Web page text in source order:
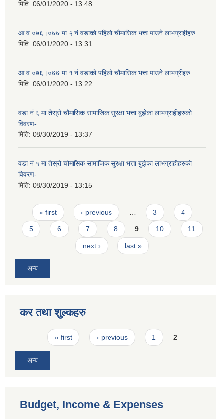
मिति: 06/01/2020 - 13:48
आ‍.व.०७६।०७७ मा २ नं.वडाको पहिलो चौमासिक भत्ता पाउने लाभग्राहीहरु
मिति: 06/01/2020 - 13:31
आ‍.व.०७६।०७७ मा १ नं.वडाको पहिलो चौमासिक भत्ता पाउने लाभग्रीहरु
मिति: 06/01/2020 - 13:22
वडा नं ६ मा तेस्रो चौमासिक सामाजिक सुरक्षा भत्ता बुझेका लाभग्राहीहरुको
विवरण-
मिति: 08/30/2019 - 13:37
वडा नं ५ मा तेस्रो चौमासिक सामाजिक सुरक्षा भत्ता बुझेका लाभग्राहीहरुको
विवरण-
मिति: 08/30/2019 - 13:15
Pages
« first ‹ previous 3 4
5 6 7 8 9 10 11
next › last »
अन्य
कर तथा शुल्कहरु
Pages« first ‹ previous 1 2
अन्य
Budget, Income & Expenses